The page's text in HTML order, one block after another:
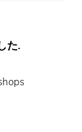
た.